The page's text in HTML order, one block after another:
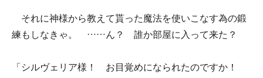
それに神様から教えて貰った魔法を使いこなす為の鍛
練もしなきゃ。 ……ん？ 誰か部屋に入って来た？
「シルヴェリア様！ お目覚めになられたのですか！